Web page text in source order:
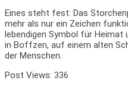
Eines steht fest: Das
mehr als nur ein Zeichen
lebendigen Symbol für
in Boffzen, auf einem alten
der Menschen.
Post Views: 336